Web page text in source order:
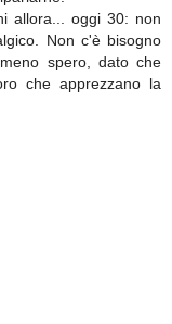
allora... oggi 30: non
Non c'è bisogno
spero, dato che
che apprezzano la